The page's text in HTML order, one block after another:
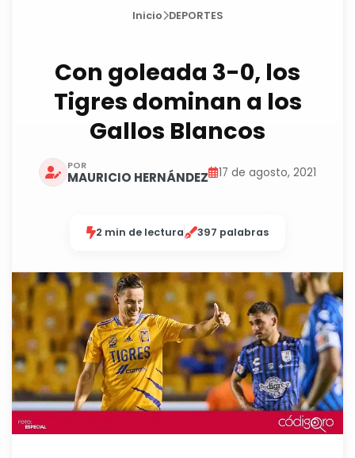
Inicio DEPORTES
Con goleada 3-0, los
Tigres dominan a los
Gallos Blancos
POR
MAURICIO HERNÁNDEZ 17 de agosto, 2021
2 min de lectura 397 palabras